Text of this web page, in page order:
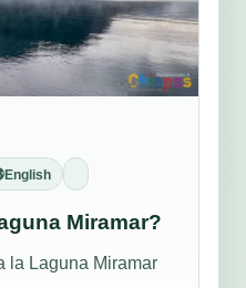
English
Miramar?
la Laguna Miramar